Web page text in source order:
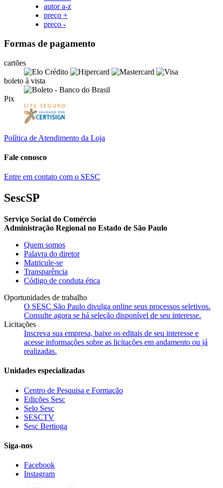
autor a-z
preço +
preço -
Formas de pagamento
cartões
boleto à vista
Pix
Política de Atendimento da Loja
Fale conosco
Entre em contato com o SESC
SescSP
Serviço Social do Comércio
Administração Regional no Estado de São Paulo
Quem somos
Palavra do diretor
Matricule-se
Transparência
Código de conduta ética
Oportunidades de trabalho
O SESC São Paulo divulga online seus processos seletivos.
Consulte agora se há seleção disponível de seu interesse.
Licitações
Inscreva sua empresa, baixe os editais de seu interesse e
acesse informações sobre as licitações em andamento ou já
realizadas.
Unidades especializadas
Centro de Pesquisa e Formação
Edições Sesc
Selo Sesc
SESCTV
Sesc Bertioga
Siga-nos
Facebook
Instagram